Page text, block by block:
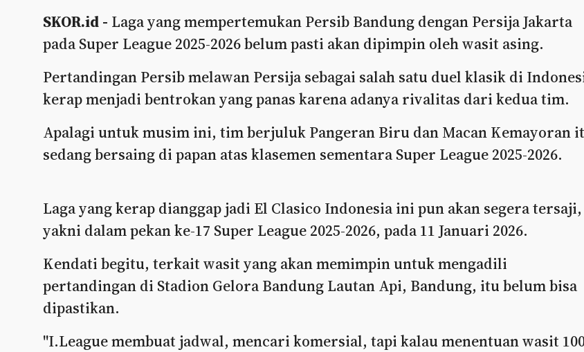
SKOR.id - Laga yang mempertemukan Persib Bandung dengan Persija Jakarta
pada Super League 2025-2026 belum pasti akan dipimpin oleh wasit asing.
Pertandingan Persib melawan Persija sebagai salah satu duel klasik di
kerap menjadi bentrokan yang panas karena adanya rivalitas dari kedua tim.
Apalagi untuk musim ini, tim berjuluk Pangeran Biru dan Macan Kemayoran
sedang bersaing di papan atas klasemen sementara Super League 2025-2026.
Laga yang kerap dianggap jadi El Clasico Indonesia ini pun akan segera tersaji,
yakni dalam pekan ke-17 Super League 2025-2026, pada 11 Januari 2026.
Kendati begitu, terkait wasit yang akan memimpin untuk mengadili
pertandingan di Stadion Gelora Bandung Lautan Api, Bandung, itu belum bisa
dipastikan.
"I.League membuat jadwal, mencari komersial, tapi kalau menentuan wasit